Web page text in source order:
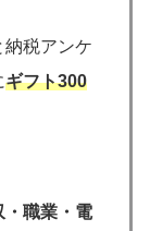
納税アンケ
ギフト300
・職業・電